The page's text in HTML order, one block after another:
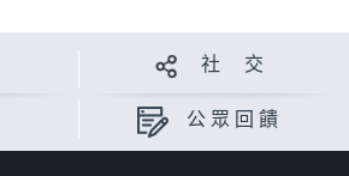
社 交
公眾回饋